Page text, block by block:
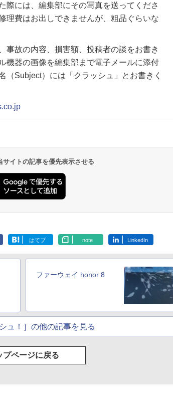
際には、編集部にその写真を送ってくださ
理費はお出しできませんが、粗品ぐらいな
故の内容、損害額、投稿者の談をお書き
機器の画像を編集部まで電子メールに添付
（Subject）には「クラッシュ」とお書きく
イトの記事を優先表示させる
はてブ note LinkedIn
ファーウェイ honor 8
ュ！］の他の記事を見る
プページに戻る